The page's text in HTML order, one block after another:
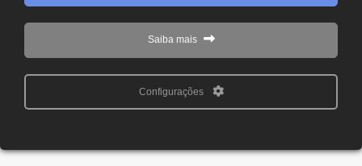
Saiba mais
Configurações